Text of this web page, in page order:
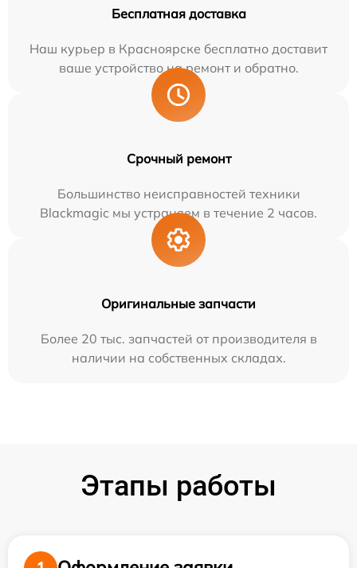
Бесплатная доставка
Наш курьер в Красноярске бесплатно доставит
ваше устройство на ремонт и обратно.
Срочный ремонт
Большинство неисправностей техники
Blackmagic мы устраняем в течение 2 часов.
Оригинальные запчасти
Более 20 тыс. запчастей от производителя в
наличии на собственных складах.
Этапы работы